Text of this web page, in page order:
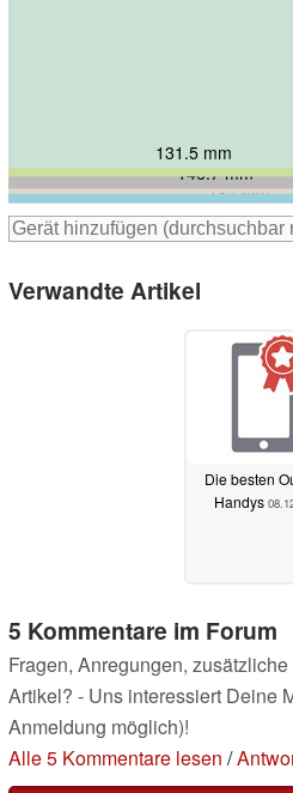
165.3 mm
165.1 mm
165 mm
164 mm
164 mm
158.3 mm
146.7 mm
138.4 mm
131.5 mm
131.5 mm
Verwandte Artikel
Die besten
Handys
5 Kommentare im Forum
Fragen, Anregungen,
Artikel? - Uns interessiert Deine
Anmeldung möglich)!
Alle 5 Kommentare lesen /